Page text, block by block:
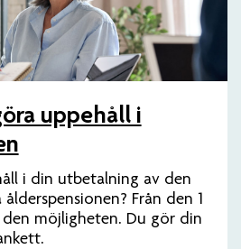
uppehåll i
i din utbetalning av den
Från den 1
möjligheten. Du gör din